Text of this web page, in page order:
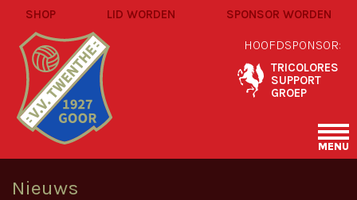
SHOP LID WORDEN SPONSOR WORDEN
HOOFDSPONSOR:
TRICOLORES
SUPPORT
GROEP
MENU
Nieuws